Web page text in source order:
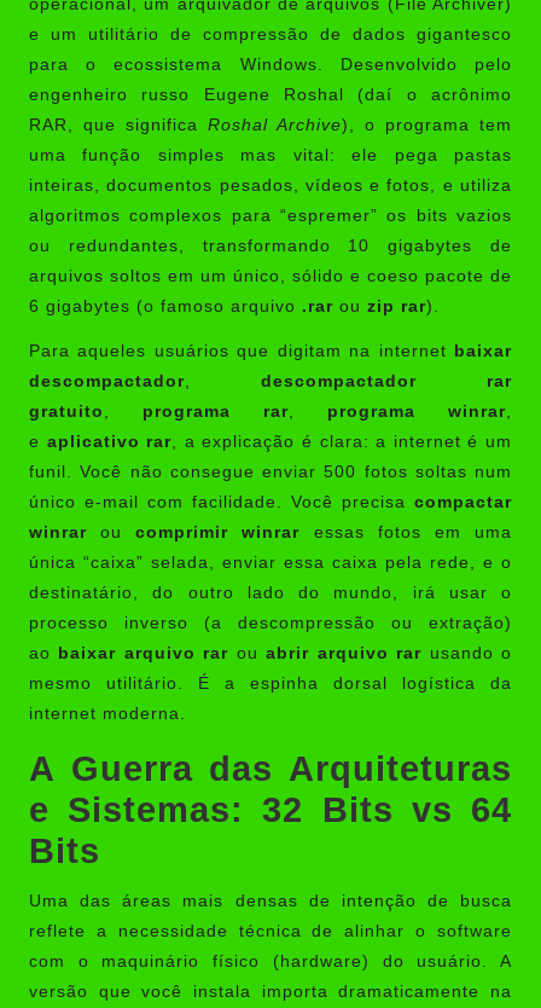
operacional, um arquivador de arquivos (File Archiver)
e um utilitário de compressão de dados gigantesco
para o ecossistema Windows. Desenvolvido pelo
engenheiro russo Eugene Roshal (daí o acrônimo
RAR, que significa Roshal Archive), o programa tem
uma função simples mas vital: ele pega pastas
inteiras, documentos pesados, vídeos e fotos, e utiliza
algoritmos complexos para “espremer” os bits vazios
ou redundantes, transformando 10 gigabytes de
arquivos soltos em um único, sólido e coeso pacote de
6 gigabytes (o famoso arquivo .rar ou zip rar).
Para aqueles usuários que digitam na internet
baixar
descompactador
descompactador rar
gratuito
programa rar programa winrar
e aplicativo rar , a explicação é clara: a internet é um
funil. Você não consegue enviar 500 fotos soltas num
único e-mail com facilidade. Você precisa compactar
winrar oucomprimir winrar essas fotos em uma
única “caixa” selada, enviar essa caixa pela rede, e o
destinatário, do outro lado do mundo, irá usar o
processo inverso (a descompressão ou extração)
ao
baixar arquivo rar ouabrir arquivo rar usando o
mesmo utilitário. É a espinha dorsal logística da
internet moderna.
A Guerra das Arquiteturas
e Sistemas: 32 Bits vs 64
Bits
Uma das áreas mais densas de intenção de busca
reflete a necessidade técnica de alinhar o software
com o maquinário físico (hardware) do usuário. A
versão que você instala importa dramaticamente na